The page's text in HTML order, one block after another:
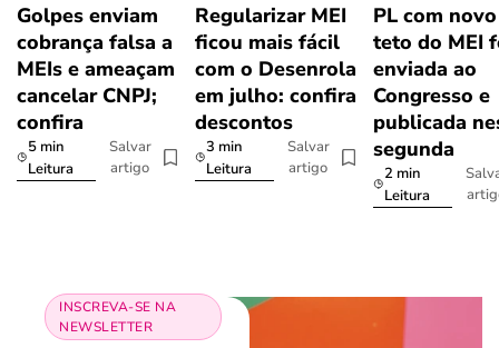
Golpes enviam
cobrança falsa a
MEIs e ameaçam
cancelar CNPJ;
confira
5 min
Leitura
Salvar
artigo
Regularizar MEI
ficou mais fácil
com o Desenrola
em julho: confira
descontos
3 min
Leitura
Salvar
artigo
PL com novo
teto do MEI
enviada ao
Congresso e
publicada
segunda
2 min
Leitura
INSCREVA-SE NA
NEWSLETTER